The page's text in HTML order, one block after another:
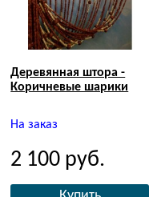
Деревянная штора -
Коричневые шарики
На заказ
2 100 руб.